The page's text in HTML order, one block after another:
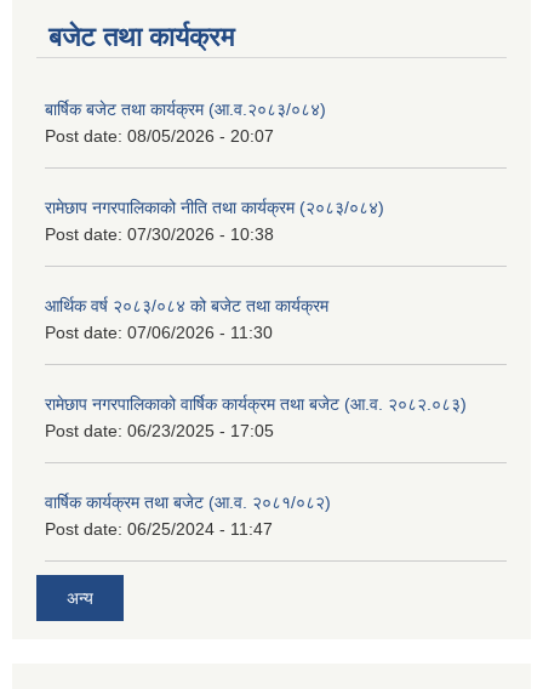
बजेट तथा कार्यक्रम
बार्षिक बजेट तथा कार्यक्रम (आ.व.२०८३/०८४)
Post date: 08/05/2026 - 20:07
रामेछाप नगरपालिकाको नीति तथा कार्यक्रम (२०८३/०८४)
Post date: 07/30/2026 - 10:38
आर्थिक वर्ष २०८३/०८४ को बजेट तथा कार्यक्रम
Post date: 07/06/2026 - 11:30
रामेछाप नगरपालिकाको वार्षिक कार्यक्रम तथा बजेट (आ.व. २०८२.०८३)
Post date: 06/23/2025 - 17:05
वार्षिक कार्यक्रम तथा बजेट (आ.व. २०८१/०८२)
Post date: 06/25/2024 - 11:47
अन्य